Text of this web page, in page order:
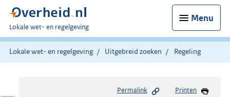
Menu
U
bent
hier:
Lokale wet- en regelgeving
Lokale wet- en regelgeving Uitgebreid zoeken Regeling
Permalink Printen